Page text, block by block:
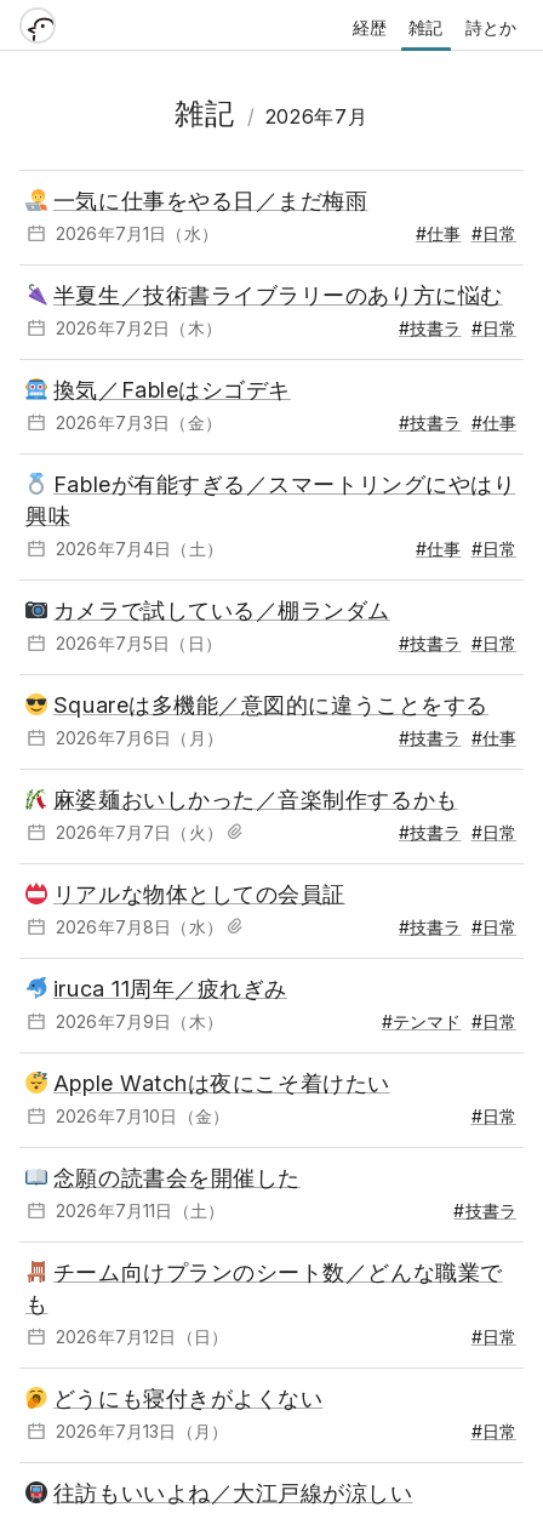
経歴 雑記 詩とか
雑記 / 2026年7月
一気に仕事をやる日／まだ梅雨
2026年7月1日（水） #仕事 #日常
半夏生／技術書ライブラリーのあり方に悩む
2026年7月2日（木） #技書ラ #日常
換気／Fableはシゴデキ
2026年7月3日（金） #技書ラ #仕事
Fableが有能すぎる／スマートリングにやはり
興味
2026年7月4日（土） #仕事 #日常
カメラで試している／棚ランダム
2026年7月5日（日） #技書ラ #日常
Squareは多機能／意図的に違うことをする
2026年7月6日（月） #技書ラ #仕事
麻婆麺おいしかった／音楽制作するかも
2026年7月7日（火） #技書ラ #日常
リアルな物体としての会員証
2026年7月8日（水） #技書ラ #日常
iruca 11周年／疲れぎみ
2026年7月9日（木） #テンマド #日常
Apple Watchは夜にこそ着けたい
2026年7月10日（金） #日常
念願の読書会を開催した
2026年7月11日（土） #技書ラ
チーム向けプランのシート数／どんな職業で
も
2026年7月12日（日） #日常
どうにも寝付きがよくない
2026年7月13日（月） #日常
往訪もいいよね／大江戸線が涼しい